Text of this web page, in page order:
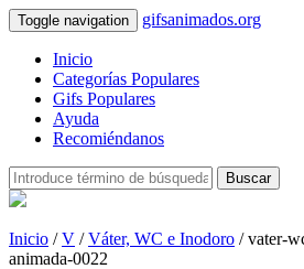
Toggle navigation gifsanimados.org
Inicio
Categorías Populares
Gifs Populares
Ayuda
Recomiéndanos
Buscar
Inicio /V /Váter, WC e Inodoro / vater-
animada-0022